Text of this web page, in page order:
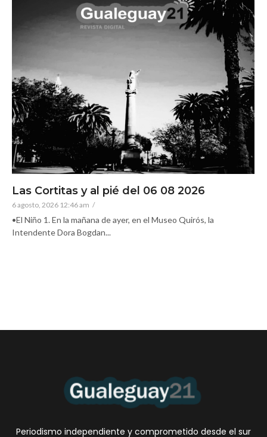
Las Cortitas y al pié del 06 08 2026
6 agosto, 2026 12:46 am /
•El Niño 1. En la mañana de ayer, en el Museo Quirós, la
Intendente Dora Bogdan...
Periodismo independiente y comprometido desde el sur